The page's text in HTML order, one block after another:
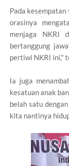
Pada kesempatan
orasinya
menjaga NKRI
bertanggung
pertiwi NKRI ini,"
Ia juga
kesatuan anak
belah satu
kita nantinya